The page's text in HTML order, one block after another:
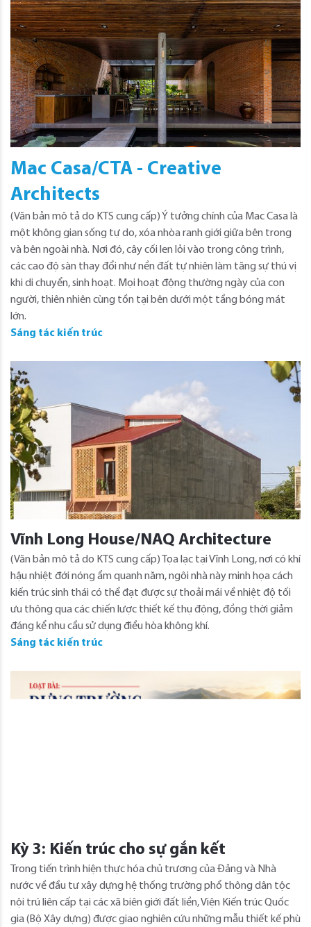
Mac Casa/CTA - Creative
Architects
(Văn bản mô tả do KTS cung cấp) Ý tưởng chính của Mac Casa là
một không gian sống tự do, xóa nhòa ranh giới giữa bên trong
và bên ngoài nhà. Nơi đó, cây cối len lỏi vào trong công trình,
các cao độ sàn thay đổi như nền đất tự nhiên làm tăng sự thú vị
khi di chuyển, sinh hoạt. Mọi hoạt động thường ngày của con
người, thiên nhiên cùng tồn tại bên dưới một tầng bóng mát
lớn.
Sáng tác kiến trúc
Vĩnh Long House/NAQ Architecture
(Văn bản mô tả do KTS cung cấp) Tọa lạc tại Vĩnh Long, nơi có khí
hậu nhiệt đới nóng ẩm quanh năm, ngôi nhà này minh họa cách
kiến ​​trúc sinh thái có thể đạt được sự thoải mái về nhiệt độ tối
ưu thông qua các chiến lược thiết kế thụ động, đồng thời giảm
đáng kể nhu cầu sử dụng điều hòa không khí.
Sáng tác kiến trúc
Kỳ 3: Kiến trúc cho sự gắn kết
Trong tiến trình hiện thực hóa chủ trương của Đảng và Nhà
nước về đầu tư xây dựng hệ thống trường phổ thông dân tộc
nội trú liên cấp tại các xã biên giới đất liền, Viện Kiến trúc Quốc
gia (Bộ Xây dựng) được giao nghiên cứu những mẫu thiết kế phù